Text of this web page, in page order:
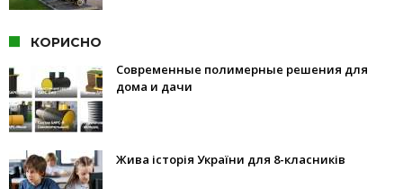
КОРИСНО
Современные полимерные решения для
дома и дачи
Жива історія України для 8-класників